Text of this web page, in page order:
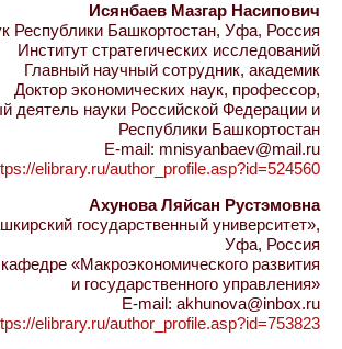
Исянбаев Мазгар Насипович
Республики Башкортостан, Уфа, Россия
Институт стратегических исследований
Главный научный сотрудник, академик
Доктор экономических наук, профессор,
деятель науки Российской Федерации и
Республики Башкортостан
E-mail: mnisyanbaev@mail.ru
elibrary.ru/author_profile.asp?id=524560
Ахунова Ляйсан Рустэмовна
государственный университет»,
Уфа, Россия
«Макроэкономического развития
и государственного управления»
E-mail: akhunova@inbox.ru
elibrary.ru/author_profile.asp?id=753823